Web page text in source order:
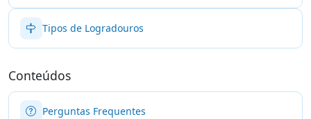
Tipos de Logradouros
Conteúdos
Perguntas Frequentes